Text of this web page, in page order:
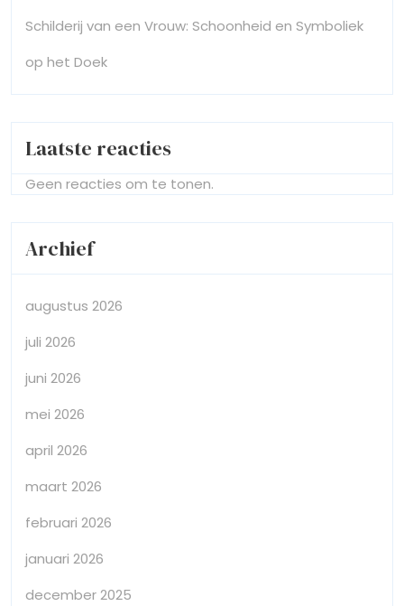
Schilderij van een Vrouw: Schoonheid en Symboliek
op het Doek
Laatste reacties
Geen reacties om te tonen.
Archief
augustus 2026
juli 2026
juni 2026
mei 2026
april 2026
maart 2026
februari 2026
januari 2026
december 2025